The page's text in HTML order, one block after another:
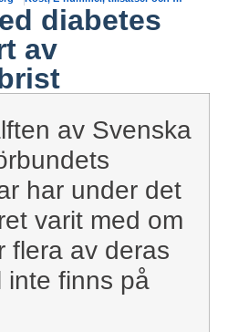
diabetes
av
av Svenska
har under det
varit med om
flera av deras
inte finns på